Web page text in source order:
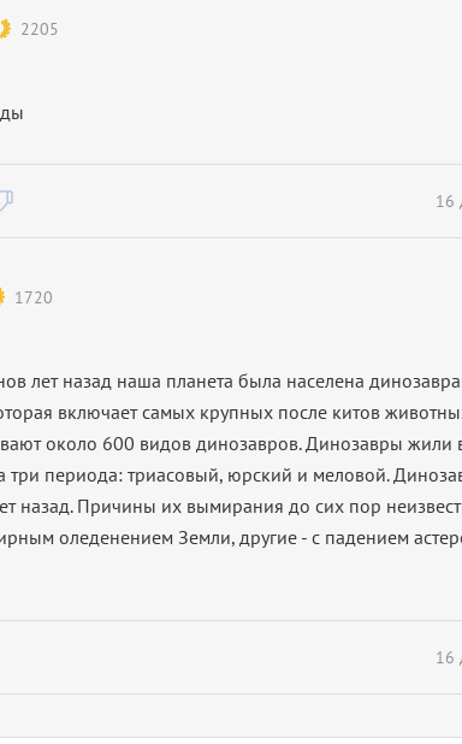
2205
16
1720
лет назад наша планета была населена
включает самых крупных после китов
около 600 видов динозавров. Динозавры жили
три периода: триасовый, юрский и меловой.
назад. Причины их вымирания до сих пор
оледенением Земли, другие - с падением
16